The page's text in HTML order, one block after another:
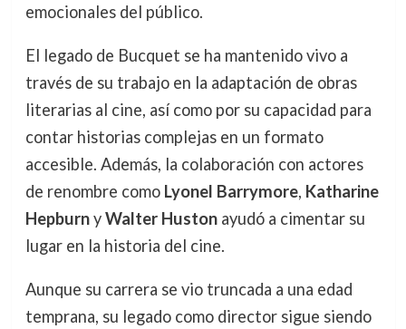
emocionales del público.
El legado de Bucquet se ha mantenido vivo a
través de su trabajo en la adaptación de obras
literarias al cine, así como por su capacidad para
contar historias complejas en un formato
accesible. Además, la colaboración con actores
de renombre como Lyonel Barrymore, Katharine
HepburnyWalter Hustonayudó a cimentar su
lugar en la historia del cine.
Aunque su carrera se vio truncada a una edad
temprana, su legado como director sigue siendo